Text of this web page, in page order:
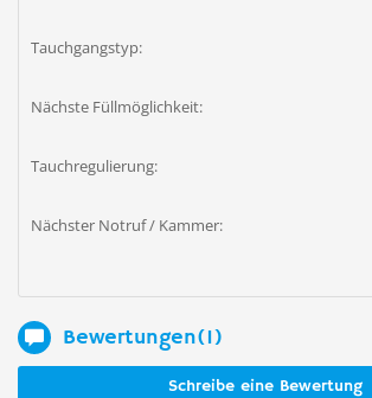
Tauchgangstyp:
Nächste Füllmöglichkeit:
Tauchregulierung:
Nächster Notruf / Kammer:
Bewertungen(1)
Schreibe eine Bewertung